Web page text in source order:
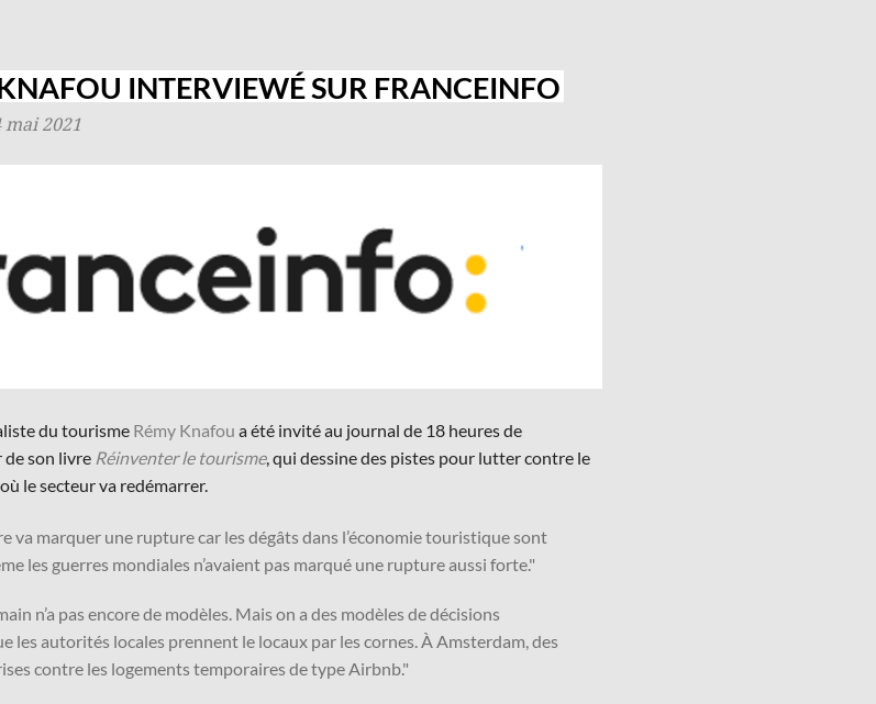
INTERVIEWÉ SUR FRANCEINFO
2021
du tourisme Rémy Knafou a été invité au journal de 18 heures de
son livre Réinventer le tourisme, qui dessine des pistes pour lutter contre le
le secteur va redémarrer.
va marquer une rupture car les dégâts dans l’économie touristique sont
les guerres mondiales n’avaient pas marqué une rupture aussi forte."
n’a pas encore de modèles. Mais on a des modèles de décisions
les autorités locales prennent le locaux par les cornes. À Amsterdam, des
contre les logements temporaires de type Airbnb."